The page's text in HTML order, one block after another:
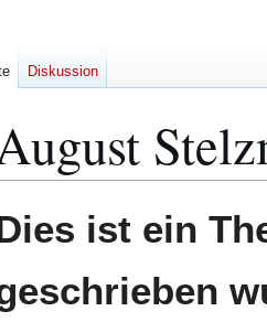
Navigation
Suche
ist ein
Diskussion